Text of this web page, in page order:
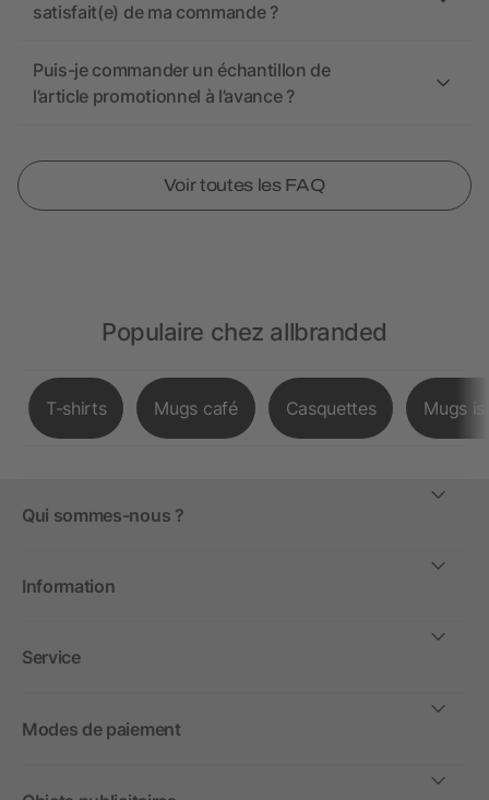
satisfait(e) de ma commande ?
Puis-je commander un échantillon de
l’article promotionnel à l’avance ?
Voir toutes les FAQ
Populaire chez allbranded
T-shirts Mugs café Casquettes Mugs
Qui sommes-nous ?
Information
Service
Modes de paiement